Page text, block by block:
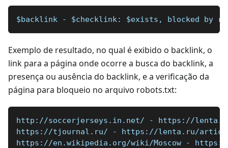
$backlink - $checklink: $exists, blocked by
Exemplo de resultado, no qual é exibido o backlink, o
link para a página onde ocorre a busca do backlink, a
presença ou ausência do backlink, e a verificação da
página para bloqueio no arquivo robots.txt:
http://soccerjerseys.in.net/ - https://
https://tjournal.ru/ - https://lenta.ru/
https://en.wikipedia.org/wiki/Moscow -